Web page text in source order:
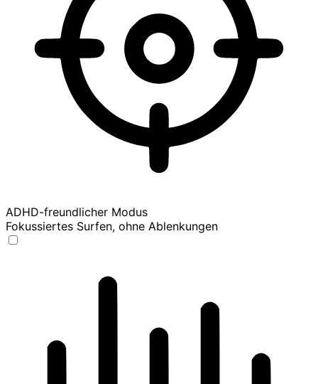
ADHD-freundlicher Modus
Fokussiertes Surfen, ohne Ablenkungen